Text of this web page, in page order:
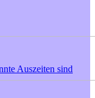
Auszeiten sind